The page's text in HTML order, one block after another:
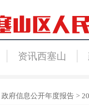
资讯西塞山
政府信息公开年度报告 >